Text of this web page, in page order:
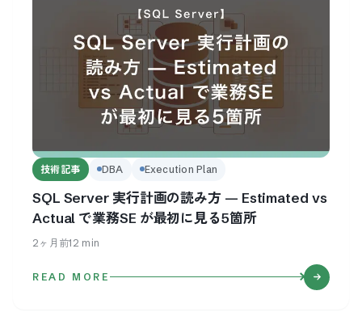
技術記事 DBA Execution Plan
SQL Server 実行計画の読み方 — Estimated vs
Actual で業務SE が最初に見る5箇所
2ヶ月前12 min
READ MORE